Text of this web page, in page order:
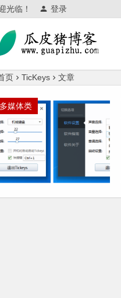
光临！ 登录
页 TicKeys 文章
多媒体类